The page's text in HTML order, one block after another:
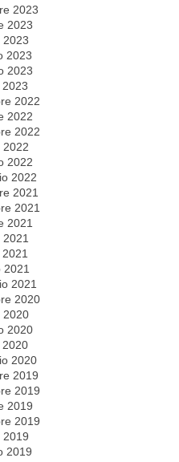
2023
2023
2023
2023
2023
2022
2022
2022
2022
2022
2022
2021
2021
2021
2021
2021
2020
2020
2020
2020
2020
2019
2019
2019
2019
2019
2019